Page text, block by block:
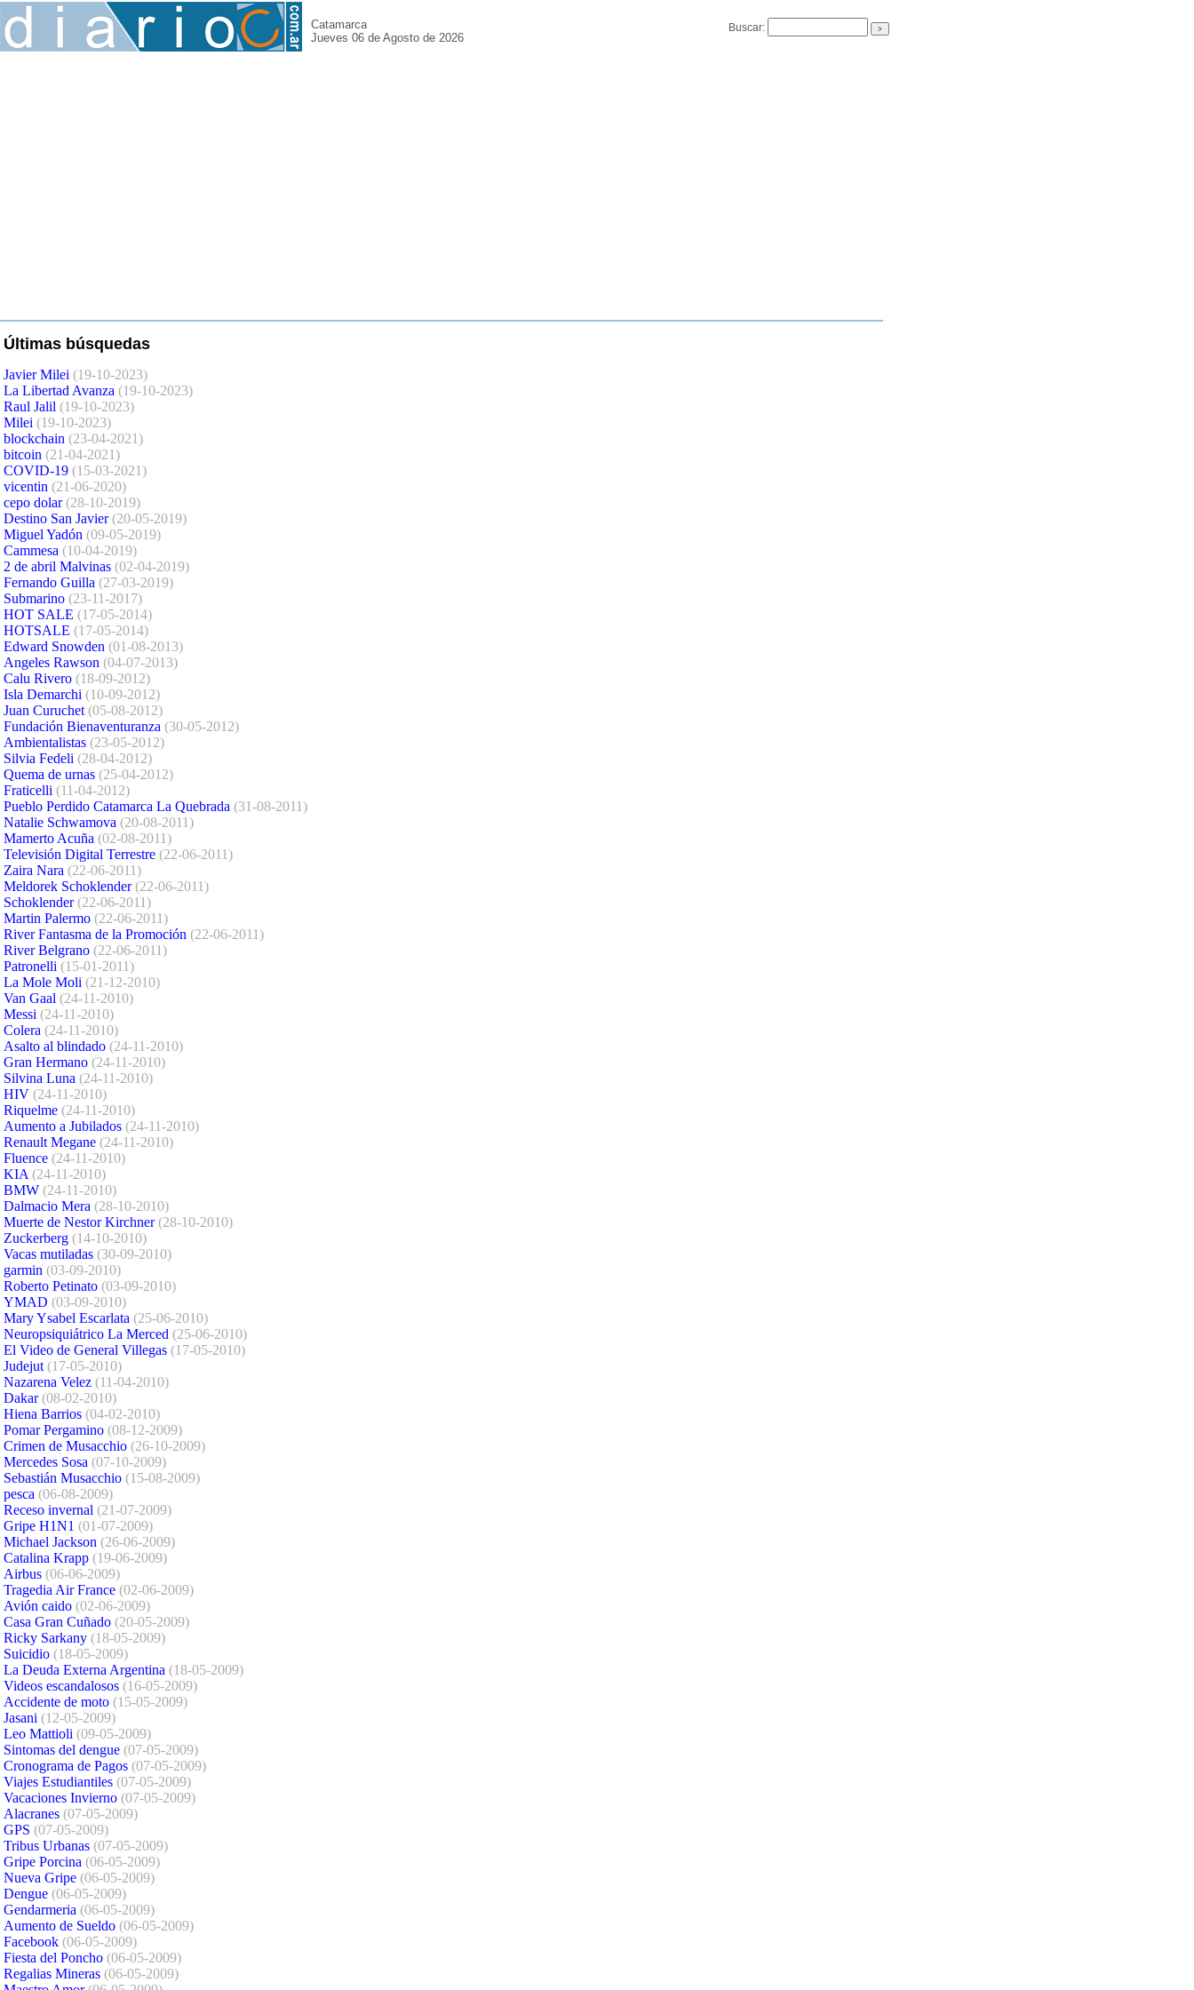
Catamarca
Jueves 06 de Agosto de 2026
Buscar:
Últimas búsquedas
Javier Milei (19-10-2023)
La Libertad Avanza (19-10-2023)
Raul Jalil (19-10-2023)
Milei (19-10-2023)
blockchain (23-04-2021)
bitcoin (21-04-2021)
COVID-19 (15-03-2021)
vicentin (21-06-2020)
cepo dolar (28-10-2019)
Destino San Javier (20-05-2019)
Miguel Yadón (09-05-2019)
Cammesa (10-04-2019)
2 de abril Malvinas (02-04-2019)
Fernando Guilla (27-03-2019)
Submarino (23-11-2017)
HOT SALE (17-05-2014)
HOTSALE (17-05-2014)
Edward Snowden (01-08-2013)
Angeles Rawson (04-07-2013)
Calu Rivero (18-09-2012)
Isla Demarchi (10-09-2012)
Juan Curuchet (05-08-2012)
Fundación Bienaventuranza (30-05-2012)
Ambientalistas (23-05-2012)
Silvia Fedeli (28-04-2012)
Quema de urnas (25-04-2012)
Fraticelli (11-04-2012)
Pueblo Perdido Catamarca La Quebrada (31-08-2011)
Natalie Schwamova (20-08-2011)
Mamerto Acuña (02-08-2011)
Televisión Digital Terrestre (22-06-2011)
Zaira Nara (22-06-2011)
Meldorek Schoklender (22-06-2011)
Schoklender (22-06-2011)
Martin Palermo (22-06-2011)
River Fantasma de la Promoción (22-06-2011)
River Belgrano (22-06-2011)
Patronelli (15-01-2011)
La Mole Moli (21-12-2010)
Van Gaal (24-11-2010)
Messi (24-11-2010)
Colera (24-11-2010)
Asalto al blindado (24-11-2010)
Gran Hermano (24-11-2010)
Silvina Luna (24-11-2010)
HIV (24-11-2010)
Riquelme (24-11-2010)
Aumento a Jubilados (24-11-2010)
Renault Megane (24-11-2010)
Fluence (24-11-2010)
KIA (24-11-2010)
BMW (24-11-2010)
Dalmacio Mera (28-10-2010)
Muerte de Nestor Kirchner (28-10-2010)
Zuckerberg (14-10-2010)
Vacas mutiladas (30-09-2010)
garmin (03-09-2010)
Roberto Petinato (03-09-2010)
YMAD (03-09-2010)
Mary Ysabel Escarlata (25-06-2010)
Neuropsiquiátrico La Merced (25-06-2010)
El Video de General Villegas (17-05-2010)
Judejut (17-05-2010)
Nazarena Velez (11-04-2010)
Dakar (08-02-2010)
Hiena Barrios (04-02-2010)
Pomar Pergamino (08-12-2009)
Crimen de Musacchio (26-10-2009)
Mercedes Sosa (07-10-2009)
Sebastián Musacchio (15-08-2009)
pesca (06-08-2009)
Receso invernal (21-07-2009)
Gripe H1N1 (01-07-2009)
Michael Jackson (26-06-2009)
Catalina Krapp (19-06-2009)
Airbus (06-06-2009)
Tragedia Air France (02-06-2009)
Avión caido (02-06-2009)
Casa Gran Cuñado (20-05-2009)
Ricky Sarkany (18-05-2009)
Suicidio (18-05-2009)
La Deuda Externa Argentina (18-05-2009)
Videos escandalosos (16-05-2009)
Accidente de moto (15-05-2009)
Jasani (12-05-2009)
Leo Mattioli (09-05-2009)
Sintomas del dengue (07-05-2009)
Cronograma de Pagos (07-05-2009)
Viajes Estudiantiles (07-05-2009)
Vacaciones Invierno (07-05-2009)
Alacranes (07-05-2009)
GPS (07-05-2009)
Tribus Urbanas (07-05-2009)
Gripe Porcina (06-05-2009)
Nueva Gripe (06-05-2009)
Dengue (06-05-2009)
Gendarmeria (06-05-2009)
Aumento de Sueldo (06-05-2009)
Facebook (06-05-2009)
Fiesta del Poncho (06-05-2009)
Regalias Mineras (06-05-2009)